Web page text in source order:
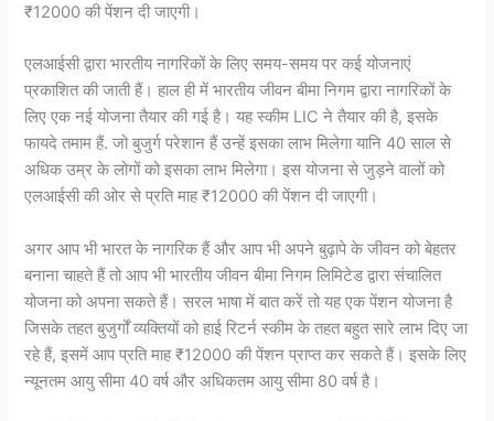
₹12000 की पेंशन दी जाएगी।
एलआईसी द्वारा भारतीय नागरिकों के लिए समय-समय पर कई योजनाएं
प्रकाशित की जाती हैं। हाल ही में भारतीय जीवन बीमा निगम द्वारा नागरिकों के
लिए एक नई योजना तैयार की गई है। यह स्कीम LIC ने तैयार की है, इसके
फायदे तमाम हैं. जो बुजुर्ग परेशान हैं उन्हें इसका लाभ मिलेगा यानि 40 साल से
अधिक उम्र के लोगों को इसका लाभ मिलेगा। इस योजना से जुड़ने वालों को
एलआईसी की ओर से प्रति माह ₹12000 की पेंशन दी जाएगी।
अगर आप भी भारत के नागरिक हैं और आप भी अपने बुढ़ापे के जीवन को बेहतर
बनाना चाहते हैं तो आप भी भारतीय जीवन बीमा निगम लिमिटेड द्वारा संचालित
योजना को अपना सकते हैं। सरल भाषा में बात करें तो यह एक पेंशन योजना है
जिसके तहत बुजुर्गों व्यक्तियों को हाई रिटर्न स्कीम के तहत बहुत सारे लाभ दिए जा
रहे हैं, इसमें आप प्रति माह ₹12000 की पेंशन प्राप्त कर सकते हैं। इसके लिए
न्यूनतम आयु सीमा 40 वर्ष और अधिकतम आयु सीमा 80 वर्ष है।